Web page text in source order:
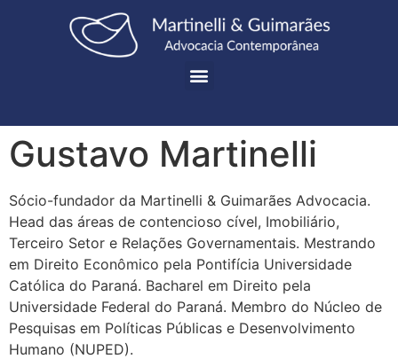
Gustavo Martinelli
Sócio-fundador da Martinelli & Guimarães Advocacia.
Head das áreas de contencioso cível, Imobiliário,
Terceiro Setor e Relações Governamentais. Mestrando
em Direito Econômico pela Pontifícia Universidade
Católica do Paraná. Bacharel em Direito pela
Universidade Federal do Paraná. Membro do Núcleo de
Pesquisas em Políticas Públicas e Desenvolvimento
Humano (NUPED).